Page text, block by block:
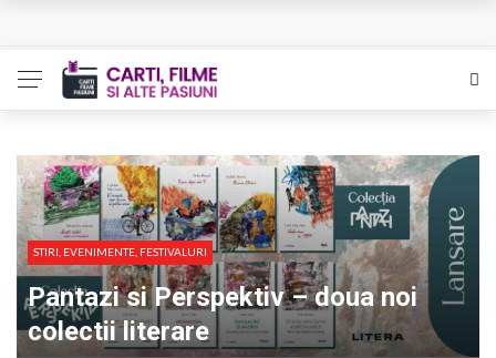
The Man Who Sold Air in the Holy Land – Generatia care
Queer – Un Burroughs sentimental
Bolla – O iubire interzisa din Pristina
Luati-ma drept un vis. Povestiri in K. minor – Dor de Kafka
STIRI, EVENIMENTE, FESTIVALURI
Pantazi si Perspektiv – doua noi
colectii literare